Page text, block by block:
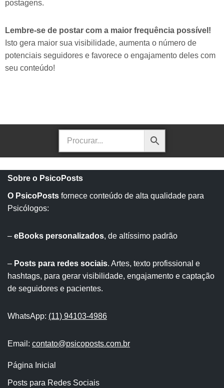
postagens.
Lembre-se de postar com a maior frequência possível!
Isto gera maior sua visibilidade, aumenta o número de
potenciais seguidores e favorece o engajamento deles com
seu conteúdo!
Sobre o PsicoPosts
O PsicoPosts fornece conteúdo de alta qualidade para
Psicólogos:
– eBooks personalizados, de altíssimo padrão
– Posts para redes sociais. Artes, texto profissional e
hashtags, para gerar visibilidade, engajamento e captação
de seguidores e pacientes.
WhatsApp: (11) 94103-4986
Email: contato@psicoposts.com.br
Página Inicial
Posts para Redes Sociais